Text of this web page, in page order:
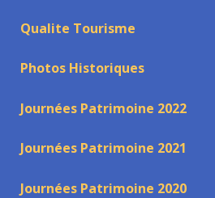
Qualite Tourisme
Photos Historiques
Journées Patrimoine 2022
Journées Patrimoine 2021
Journées Patrimoine 2020